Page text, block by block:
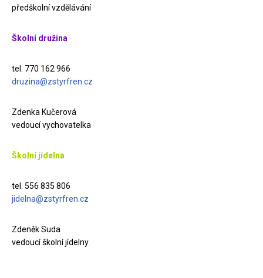
předškolní vzdělávání
Školní družina
tel. 770 162 966
druzina@zstyrfren.cz
Zdenka Kučerová
vedoucí vychovatelka
Školní jídelna
tel. 556 835 806
jidelna@zstyrfren.cz
Zdeněk Suda
vedoucí školní jídelny